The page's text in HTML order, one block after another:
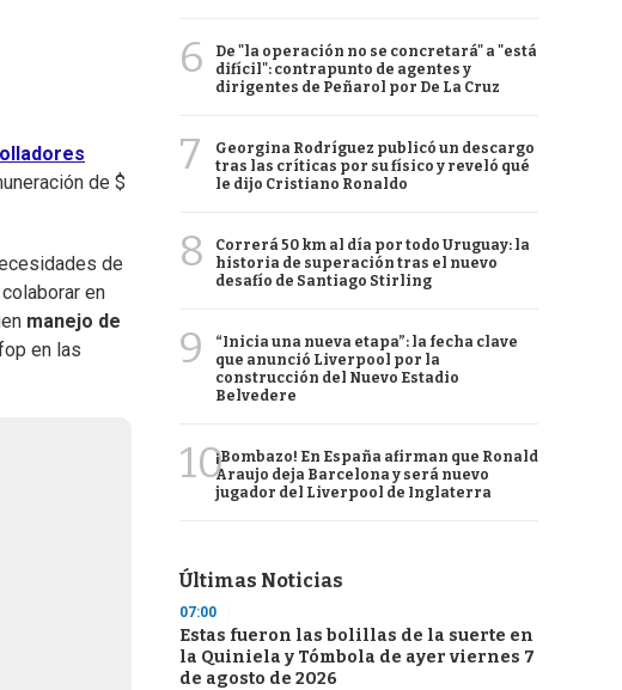
de $
de
en
manejo de
en las
6
De "la operación no se concretará" a "está
difícil": contrapunto de agentes y
dirigentes de Peñarol por De La Cruz
7
Georgina Rodríguez publicó un descargo
tras las críticas por su físico y reveló qué
le dijo Cristiano Ronaldo
8
Correrá 50 km al día por todo Uruguay: la
historia de superación tras el nuevo
desafío de Santiago Stirling
9
“Inicia una nueva etapa”: la fecha clave
que anunció Liverpool por la
construcción del Nuevo Estadio
Belvedere
10¡Bombazo! En España afirman que Ronald
Araujo deja Barcelona y será nuevo
jugador del Liverpool de Inglaterra
Últimas Noticias
07:00
Estas fueron las bolillas de la suerte en
la Quiniela y Tómbola de ayer viernes 7
de agosto de 2026